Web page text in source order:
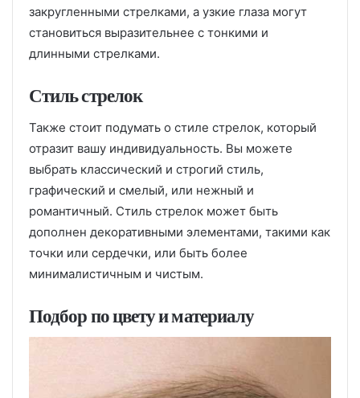
закругленными стрелками, а узкие глаза могут
становиться выразительнее с тонкими и
длинными стрелками.
Стиль стрелок
Также стоит подумать о стиле стрелок, который
отразит вашу индивидуальность. Вы можете
выбрать классический и строгий стиль,
графический и смелый, или нежный и
романтичный. Стиль стрелок может быть
дополнен декоративными элементами, такими как
точки или сердечки, или быть более
минималистичным и чистым.
Подбор по цвету и материалу